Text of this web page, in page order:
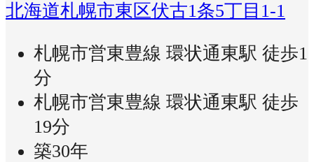
北海道札幌市東区伏古1条5丁目1-1
札幌市営東豊線 環状通東駅 徒歩1
分
札幌市営東豊線 環状通東駅 徒歩
19分
築30年